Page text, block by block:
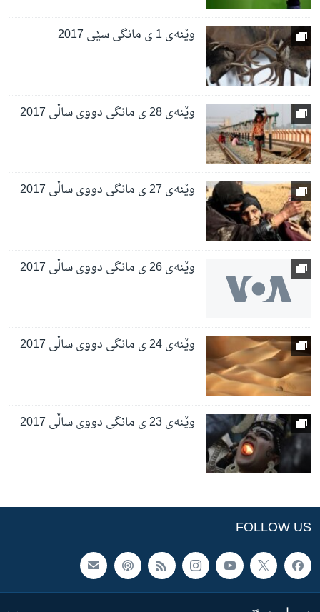
وێنەی 1 ی مانگی سێی 2017
وێنەی 28 ی مانگی دووی ساڵی 2017
وێنەی 27 ی مانگی دووی ساڵی 2017
وێنەی 26 ی مانگی دووی ساڵی 2017
وێنەی 24 ی مانگی دووی ساڵی 2017
وێنەی 23 ی مانگی دووی ساڵی 2017
FOLLOW US